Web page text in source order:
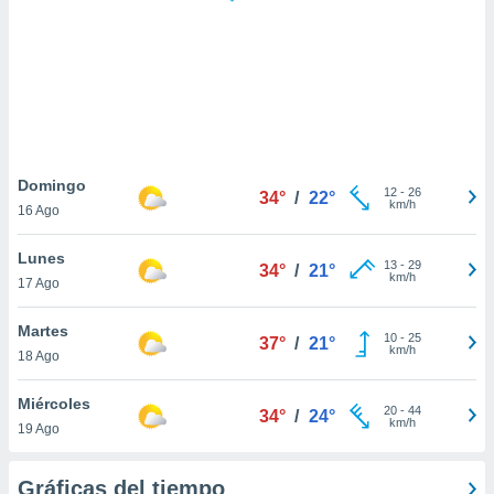
similares
como
sitio
de
traten tus
en
interés
su
Domingo
16 Ago
34° / 22° 12- 26
km/h
Lunes
17 Ago
34° / 21° 13- 29
km/h
Martes
18 Ago
37° / 21° 10- 25
km/h
Miércoles
19 Ago
34° / 24° 20- 44
km/h
Gráficas del tiempo